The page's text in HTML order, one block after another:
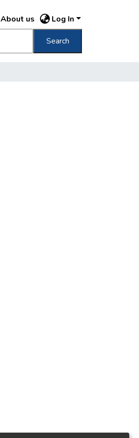
About us Log In
Search